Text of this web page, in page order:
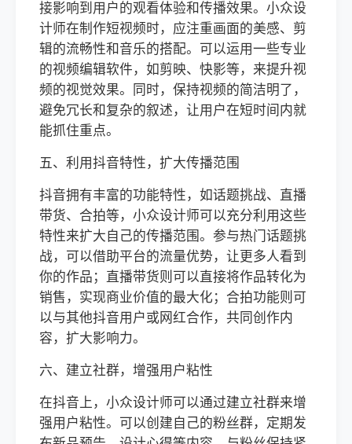
接影响到用户的观看体验和传播效果。小众设
计师在制作短视频时，应注重画面的美感、剪
辑的流畅性和音乐的搭配。可以运用一些专业
的视频编辑软件，如剪映、快影等，来提升视
频的视觉效果。同时，保持视频的简洁明了，
避免冗长和复杂的叙述，让用户在短时间内就
能抓住重点。
五、利用抖音特性，扩大传播范围
抖音拥有丰富的功能特性，如话题挑战、直播
带货、合拍等，小众设计师可以充分利用这些
特性来扩大自己的传播范围。参与热门话题挑
战，可以借助平台的流量优势，让更多人看到
你的作品；直播带货则可以直接将作品转化为
销售，实现商业价值的最大化；合拍功能则可
以与其他抖音用户或网红合作，共同创作内
容，扩大影响力。
六、建立社群，增强用户粘性
在抖音上，小众设计师可以通过建立社群来增
强用户粘性。可以创建自己的粉丝群，定期发